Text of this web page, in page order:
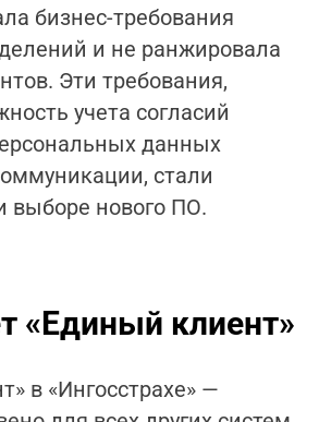
бизнес-требования
и не ранжировала
Эти требования,
учета согласий
данных
стали
выборе нового ПО.
«Единый клиент»
в «Ингосстрахе» —